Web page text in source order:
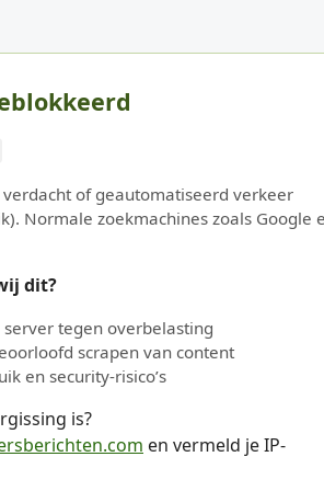
of geautomatiseerd verkeer
Normale zoekmachines zoals Google
dit?
tegen overbelasting
scrapen van content
en security-risico’s
is?
en vermeld je IP-